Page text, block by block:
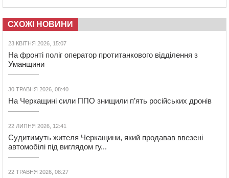
СХОЖІ НОВИНИ
23 КВІТНЯ 2026, 15:07
На фронті поліг оператор протитанкового відділення з
Уманщини
30 ТРАВНЯ 2026, 08:40
На Черкащині сили ППО знищили п’ять російських дронів
22 ЛИПНЯ 2026, 12:41
Судитимуть жителя Черкащини, який продавав ввезені
автомобілі під виглядом гу...
22 ТРАВНЯ 2026, 08:27